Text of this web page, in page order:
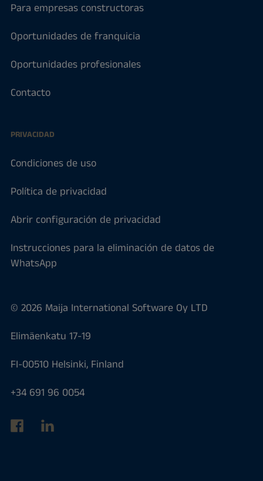
Para empresas constructoras
Oportunidades de franquicia
Oportunidades profesionales
Contacto
PRIVACIDAD
Condiciones de uso
Política de privacidad
Abrir configuración de privacidad
Instrucciones para la eliminación de datos de
WhatsApp
© 2026 Maija International Software Oy LTD
Elimäenkatu 17-19
FI-00510 Helsinki, Finland
+34 691 96 0054